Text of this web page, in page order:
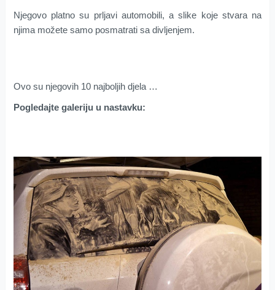
Njegovo platno su prljavi automobili, a slike koje stvara na
njima možete samo posmatrati sa divljenjem.
Ovo su njegovih 10 najboljih djela …
Pogledajte galeriju u nastavku: